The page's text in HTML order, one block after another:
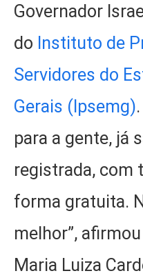
Governador
do Instituto de
Servidores do
Gerais (Ipsemg)
para a gente, já
registrada, com
forma gratuita.
melhor”,
Maria Luiza